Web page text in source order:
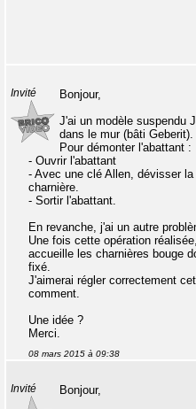
Invité
Bonjour,
J'ai un modèle suspendu
dans le mur (bâti Geberit).
Pour démonter l'abattant :
- Ouvrir l'abattant
- Avec une clé Allen, dévisser
charnière.
- Sortir l'abattant.
En revanche, j'ai un autre
Une fois cette opération
accueille les charnières bouge
fixé.
J'aimerai régler correctement
comment.
Une idée ?
Merci.
08 mars 2015 à 09:38
Invité
Bonjour,